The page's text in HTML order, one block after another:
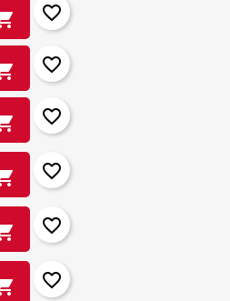
favorite_border
favorite_border
favorite_border
favorite_border
favorite_border
favorite_border